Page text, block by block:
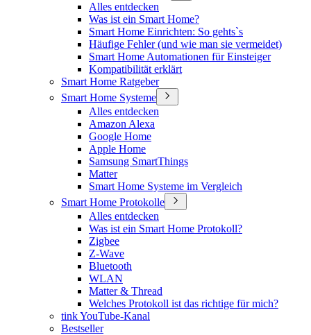
Alles entdecken
Was ist ein Smart Home?
Smart Home Einrichten: So gehts`s
Häufige Fehler (und wie man sie vermeidet)
Smart Home Automationen für Einsteiger
Kompatibilität erklärt
Smart Home Ratgeber
Smart Home Systeme
Alles entdecken
Amazon Alexa
Google Home
Apple Home
Samsung SmartThings
Matter
Smart Home Systeme im Vergleich
Smart Home Protokolle
Alles entdecken
Was ist ein Smart Home Protokoll?
Zigbee
Z-Wave
Bluetooth
WLAN
Matter & Thread
Welches Protokoll ist das richtige für mich?
tink YouTube-Kanal
Bestseller